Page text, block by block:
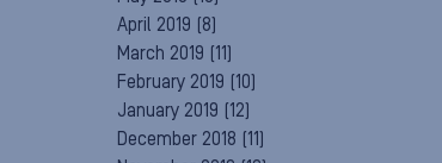
April 2019 (8)
March 2019 (11)
February 2019 (10)
January 2019 (12)
December 2018 (11)